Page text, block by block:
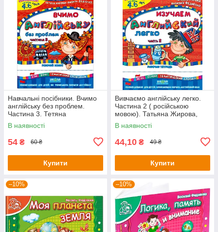
Навчальні посібники. Вчимо
англійську без проблем.
Частина 3. Тетяна
ЖироваВасиль Федієнко
В наявності
54 ₴ 60 ₴
Купити
Вивчаємо англійську легко.
Частина 2 ( російською
мовою). Татьяна Жирова,
Василей Федієнко (рос.яз.)
В наявності
44,10 ₴ 49 ₴
Купити
–10% –10%